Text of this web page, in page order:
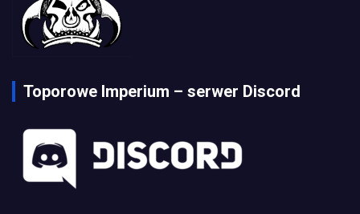
Toporowe Imperium – serwer Discord